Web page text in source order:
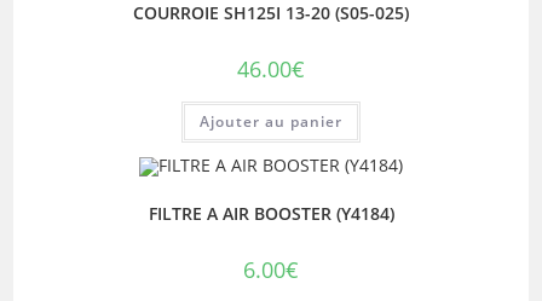
COURROIE SH125I 13-20 (S05-025)
46.00€
Ajouter au panier
FILTRE A AIR BOOSTER (Y4184)
6.00€